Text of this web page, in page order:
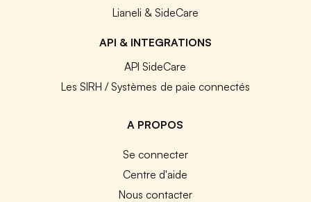
Lianeli & SideCare
API & INTEGRATIONS
API SideCare
Les SIRH / Systèmes de paie connectés
A PROPOS
Se connecter
Centre d'aide
Nous contacter